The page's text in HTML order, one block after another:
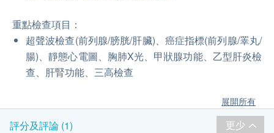
重點檢查項目：
超聲波檢查(前列腺/膀胱/肝臟)、癌症指標(前列腺/睪丸/
腸)、靜態心電圖、胸肺X光、甲狀腺功能、乙型肝炎檢
查、肝腎功能、三高檢查
展開所有
評分及評論 (1) 更少